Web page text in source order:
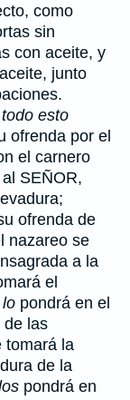
como
sin
con aceite, y
junto
todo esto
ofrenda por el
el carnero
SEÑOR,
ofrenda de
nazareo se
a la
el
lo pondrá en el
de las
tomará la
de la
pondrá en